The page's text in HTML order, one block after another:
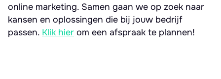
online marketing. Samen gaan we op zoek naar
kansen en oplossingen die bij jouw bedrijf
passen. Klik hier om een afspraak te plannen!